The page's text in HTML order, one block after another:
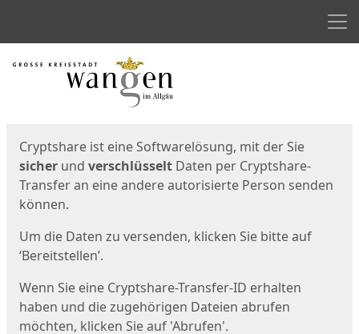
Start
Cryptshare ist eine Softwarelösung, mit der Sie
sicher und verschlüsselt Daten per Cryptshare-
Transfer an eine andere autorisierte Person senden
können.
Um die Daten zu versenden, klicken Sie bitte auf
‘Bereitstellen’.
Wenn Sie eine Cryptshare-Transfer-ID erhalten
haben und die zugehörigen Dateien abrufen
möchten, klicken Sie auf 'Abrufen'.